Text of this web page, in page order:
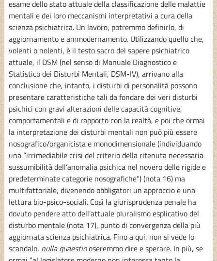
esame dello stato attuale della classificazione delle malattie
mentali e dei loro meccanismi interpretativi a cura della
scienza psichiatrica. Un lavoro, potremmo definirlo, di
aggiornamento e ammodernamento. Utilizzando quello che,
volenti o nolenti, è il testo sacro del sapere psichiatrico
attuale, il DSM (nel senso di Manuale Diagnostico e
Statistico dei Disturbi Mentali, DSM-IV), arrivano alla
conclusione che, intanto, i disturbi di personalità possono
presentare caratteristiche tali da fondare dei veri disturbi
psichici con gravi alterazioni delle capacità cognitive,
comportamentali e di rapporto con la realtà, e poi che ormai
la interpretazione dei disturbi mentali non può più essere
nosografico/organicista e monodimensionale (individuando
una “irrimediabile crisi del criterio della ritenuta necessaria
sussumibilità dell’anomalia psichica nel novero delle rigide e
predeterminate categorie nosografiche”) (nota 16) ma
multifattoriale, divenendo obbligatori un approccio e una
lettura bio-psico-sociali. Così la giurisprudenza penale ha
dovuto pendere atto dell’attuale pluralismo esplicativo del
disturbo mentale (nota 17), punto di convergenza della più
aggiornata scienza psichiatrica. Fino a qui, non si vede lo
scandalo, nulla quaestiooseremmo dire e sperare. In più, se